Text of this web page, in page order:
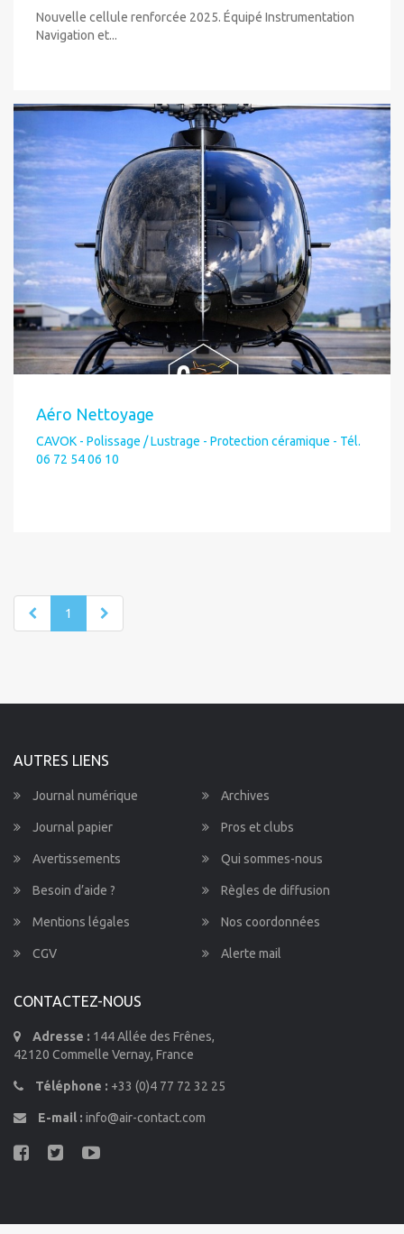
Nouvelle cellule renforcée 2025. Équipé Instrumentation
Navigation et...
Aéro Nettoyage
CAVOK - Polissage / Lustrage - Protection céramique - Tél.
06 72 54 06 10
1
AUTRES LIENS
Journal numérique Archives
Journal papier Pros et clubs
Avertissements Qui sommes-nous
Besoin d’aide ? Règles de diffusion
Mentions légales Nos coordonnées
CGV Alerte mail
CONTACTEZ-NOUS
Adresse : 144 Allée des Frênes,
42120 Commelle Vernay, France
Téléphone : +33 (0)4 77 72 32 25
E-mail : info@air-contact.com